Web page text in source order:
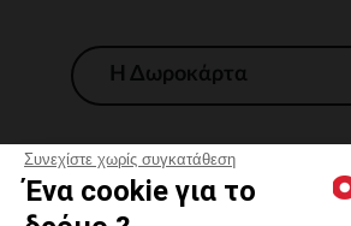
Συνεχίστε χωρίς συγκατάθεση
Ένα cookie για το
Η Δωροκάρτα
Γενικοί 'Οροι Πώλησης